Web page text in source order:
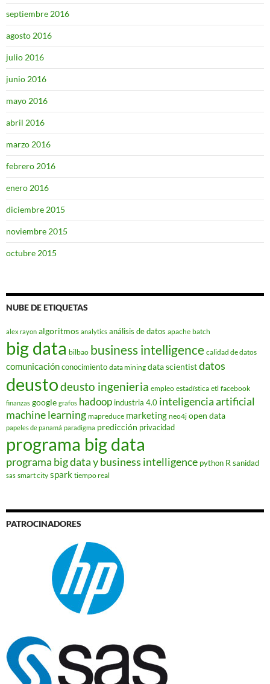
septiembre 2016
agosto 2016
julio 2016
junio 2016
mayo 2016
abril 2016
marzo 2016
febrero 2016
enero 2016
diciembre 2015
noviembre 2015
octubre 2015
NUBE DE ETIQUETAS
alex rayon algoritmos analytics análisis de datos apache batch
big data bilbao business intelligence calidad de datos
comunicaciónconocimiento data mining data scientistdatos
deustodeusto ingenieria empleo estadística etl facebook
finanzas google grafos hadoop industria 4.0 inteligencia artificial
machine learning mapreduce marketing neo4j open data
papeles de panamá paradigma predicción privacidad
programa big data
programa big data y business intelligence python R sanidad
sas smart city spark tiempo real
PATROCINADORES